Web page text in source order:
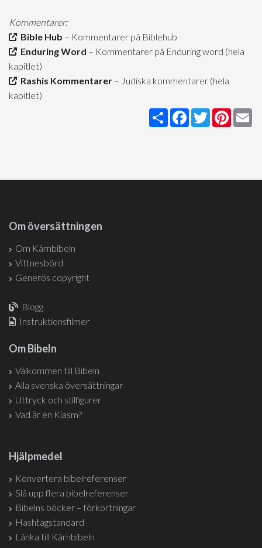
Kommentarer:
Bible Hub – Kommentarer på Biblehub
Enduring Word – Kommentarer på Enduring word (hela
kapitlet)
Rashis Kommentarer – Judiska kommentarer (hela
kapitlet)
Share Facebook
Twitter
Om översättningen
Om Kärnbibeln
Vittnesbörd
Generös copyright
Blogg
Instruktionsfilmer
Om Bibeln
Välkommen till Bibeln
Alla svenska översättningar
Uttryck och stilfigurer
Vad är en Kiasm?
Hjälpmedel
Konvertera bibelreferenser
Slå upp flera bibelreferenser
Bibelns böcker – förkortningar
Hashtagstandard
Länka till Kärnbibeln